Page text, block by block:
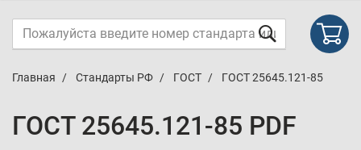
Главная Стандарты РФ ГОСТ ГОСТ 25645.121-85
ГОСТ 25645.121-85 PDF